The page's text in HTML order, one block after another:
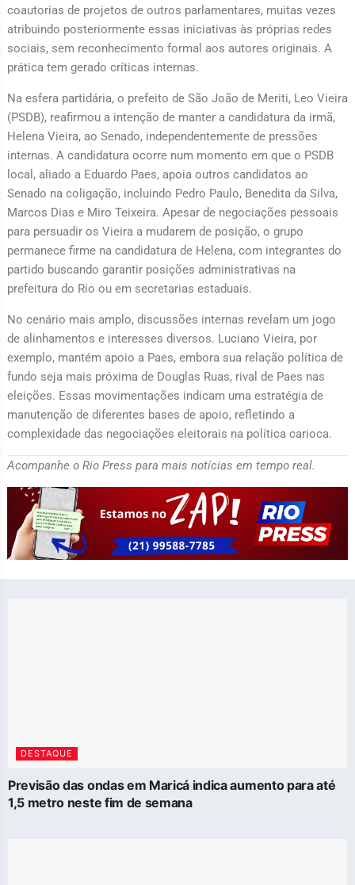
coautorias de projetos de outros parlamentares, muitas vezes
atribuindo posteriormente essas iniciativas às próprias redes
sociais, sem reconhecimento formal aos autores originais. A
prática tem gerado críticas internas.
Na esfera partidária, o prefeito de São João de Meriti, Leo Vieira
(PSDB), reafirmou a intenção de manter a candidatura da irmã,
Helena Vieira, ao Senado, independentemente de pressões
internas. A candidatura ocorre num momento em que o PSDB
local, aliado a Eduardo Paes, apoia outros candidatos ao
Senado na coligação, incluindo Pedro Paulo, Benedita da Silva,
Marcos Dias e Miro Teixeira. Apesar de negociações pessoais
para persuadir os Vieira a mudarem de posição, o grupo
permanece firme na candidatura de Helena, com integrantes do
partido buscando garantir posições administrativas na
prefeitura do Rio ou em secretarias estaduais.
No cenário mais amplo, discussões internas revelam um jogo
de alinhamentos e interesses diversos. Luciano Vieira, por
exemplo, mantém apoio a Paes, embora sua relação política de
fundo seja mais próxima de Douglas Ruas, rival de Paes nas
eleições. Essas movimentações indicam uma estratégia de
manutenção de diferentes bases de apoio, refletindo a
complexidade das negociações eleitorais na política carioca.
Acompanhe o Rio Press para mais notícias em tempo real.
DESTAQUE
Previsão das ondas em Maricá indica aumento para até
1,5 metro neste fim de semana